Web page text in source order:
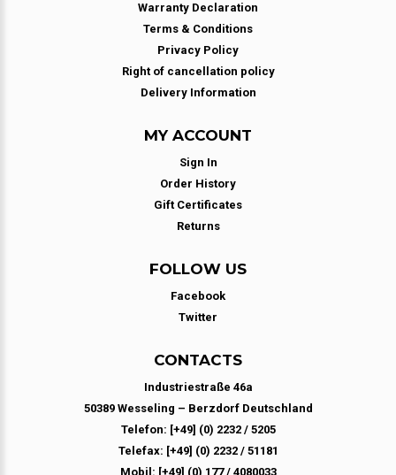
Warranty Declaration
Terms & Conditions
Privacy Policy
Right of cancellation policy
Delivery Information
MY ACCOUNT
Sign In
Order History
Gift Certificates
Returns
FOLLOW US
Facebook
Twitter
CONTACTS
Industriestraße 46a
50389 Wesseling – Berzdorf Deutschland
Telefon: [+49] (0) 2232 / 5205
Telefax: [+49] (0) 2232 / 51181
Mobil: [+49] (0) 177 / 4080033